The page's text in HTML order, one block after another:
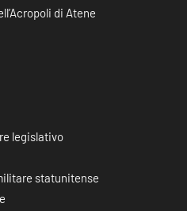
di Atene
legislativo
statunitense